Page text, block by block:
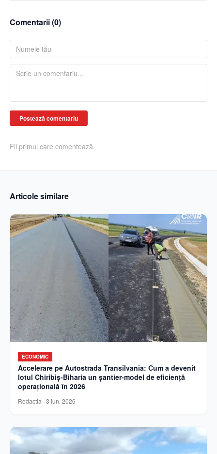
Comentarii (0)
Postează comentariu
Fii primul care comentează.
Articole similare
ECONOMIC
Accelerare pe Autostrada Transilvania: Cum a devenit
lotul Chiribiș-Biharia un șantier-model de eficiență
operațională în 2026
Redactia · 3 iun. 2026